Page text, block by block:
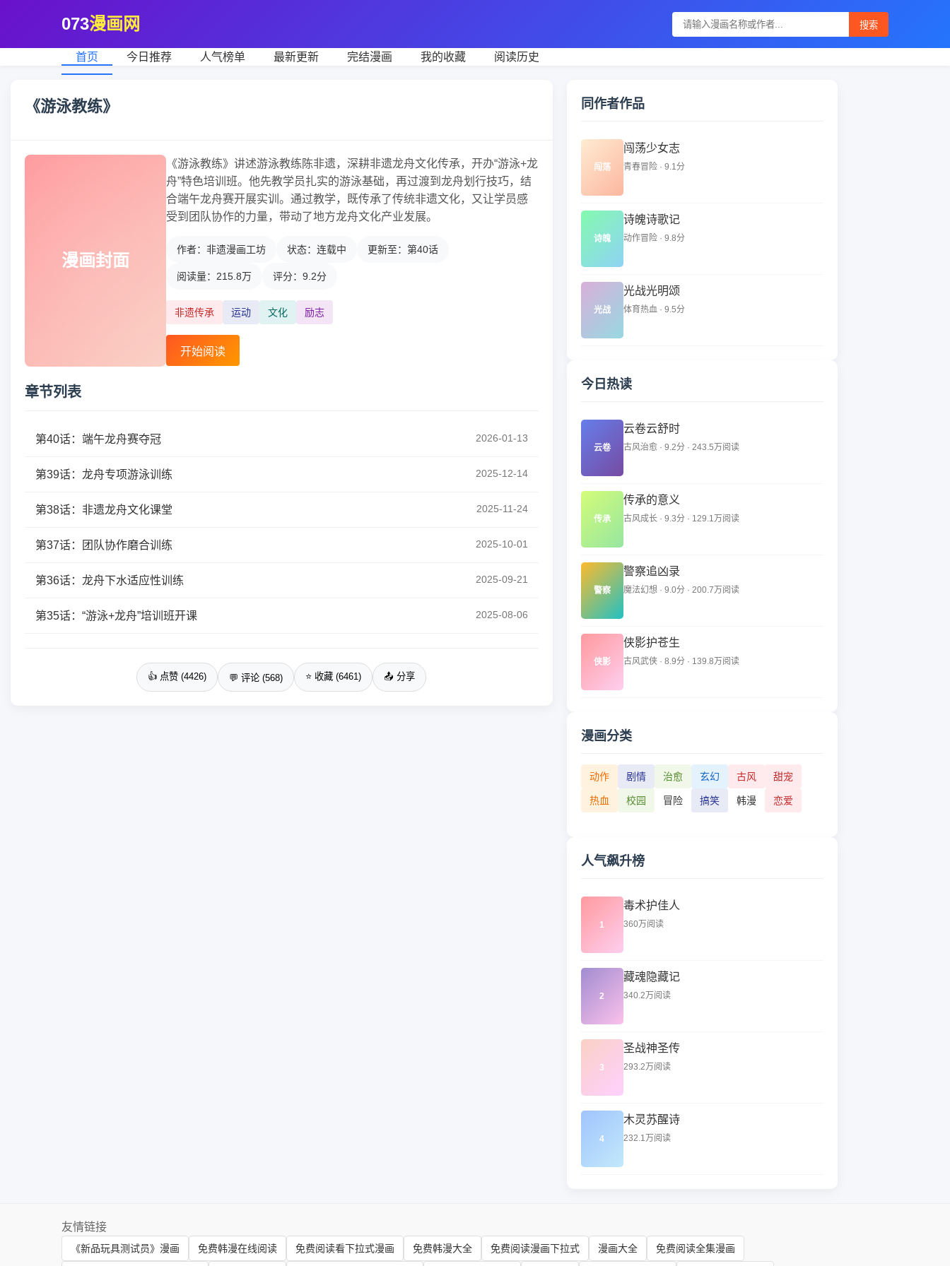
073漫画网 搜索
首页 今日推荐 人气榜单 最新更新 完结漫画 我的收藏 阅读历史
《游泳教练》
漫画封面
《游泳教练》讲述游泳教练陈非遗，深耕非遗龙舟文化传承，开办“游泳+龙
舟”特色培训班。他先教学员扎实的游泳基础，再过渡到龙舟划行技巧，结
合端午龙舟赛开展实训。通过教学，既传承了传统非遗文化，又让学员感
受到团队协作的力量，带动了地方龙舟文化产业发展。
作者：非遗漫画工坊 状态：连载中 更新至：第40话
阅读量：215.8万 评分：9.2分
非遗传承 运动 文化 励志
开始阅读
章节列表
第40话：端午龙舟赛夺冠 2026-01-13
第39话：龙舟专项游泳训练 2025-12-14
第38话：非遗龙舟文化课堂 2025-11-24
第37话：团队协作磨合训练 2025-10-01
第36话：龙舟下水适应性训练 2025-09-21
第35话：“游泳+龙舟”培训班开课 2025-08-06
👍 点赞 (4426) 💬 评论 (568) ⭐ 收藏 (6461) 📤 分享
今日热读
云卷
云卷云舒时
古风治愈 · 9.2分 · 243.5万阅读
传承
传承的意义
古风成长 · 9.3分 · 129.1万阅读
警察
警察追凶录
魔法幻想 · 9.0分 · 200.7万阅读
侠影
侠影护苍生
古风武侠 · 8.9分 · 139.8万阅读
漫画分类
动作 剧情 治愈 玄幻 古风 甜宠
热血 校园 冒险 搞笑 韩漫 恋爱
人气飙升榜
1
毒术护佳人
360万阅读
2
藏魂隐藏记
340.2万阅读
3
圣战神圣传
293.2万阅读
4
木灵苏醒诗
232.1万阅读
同作者作品
闯荡
闯荡少女志
青春冒险 · 9.1分
诗魄
诗魄诗歌记
动作冒险 · 9.8分
光战
光战光明颂
体育热血 · 9.5分
友情链接
《新品玩具测试员》漫画 免费韩漫在线阅读 免费阅读看下拉式漫画 免费韩漫大全 免费阅读漫画下拉式 漫画大全 免费阅读全集漫画